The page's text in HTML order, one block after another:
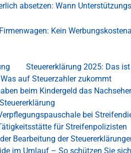
absetzen: Wann
Kein
Steuererklärung 2025: Das
auf Steuerzahler zukommt
beim Kindergeld das
bei
für Streifenpolizisten
Bearbeitung der
im Umlauf – So schützen Sie